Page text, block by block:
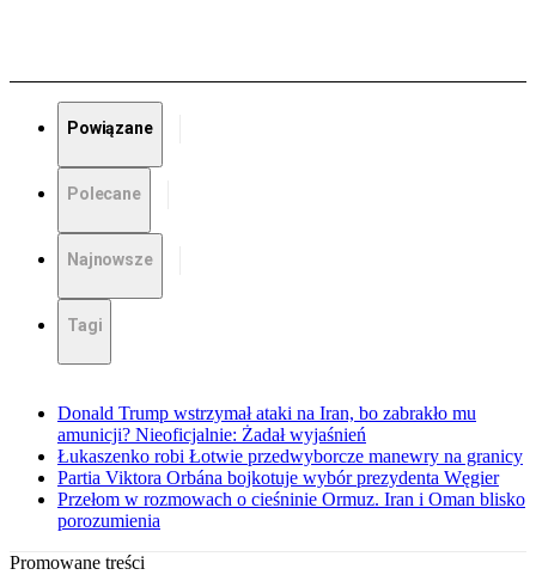
Powiązane
Polecane
Najnowsze
Tagi
Donald Trump wstrzymał ataki na Iran, bo zabrakło mu
amunicji? Nieoficjalnie: Żadał wyjaśnień
Łukaszenko robi Łotwie przedwyborcze manewry na granicy
Partia Viktora Orbána bojkotuje wybór prezydenta Węgier
Przełom w rozmowach o cieśninie Ormuz. Iran i Oman blisko
porozumienia
Promowane treści